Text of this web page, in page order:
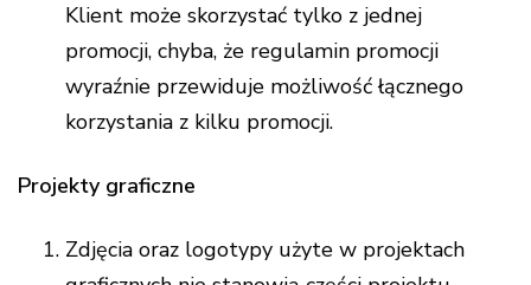
Klient może skorzystać tylko z jednej
promocji, chyba, że regulamin promocji
wyraźnie przewiduje możliwość łącznego
korzystania z kilku promocji.
Projekty graficzne
Zdjęcia oraz logotypy użyte w projektach